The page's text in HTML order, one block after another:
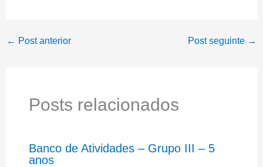
← Post anterior Post seguinte →
Posts relacionados
Banco de Atividades – Grupo III – 5
anos